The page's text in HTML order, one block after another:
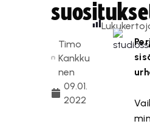
Timo
Kankku
nen
09.01.
2022